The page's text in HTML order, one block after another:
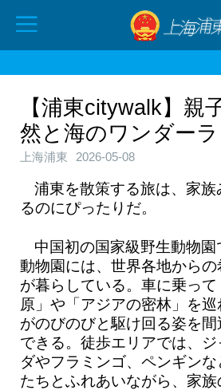
【浦東citywalk】親
然と海のワンダー
上海浦東 2026-05-08
浦東を散策する旅は、家
るのにぴったりだ。
中国初の国家級野生動物園
動物園には、世界各地から
が暮らしている。車に乗っ
原」や「アジアの密林」を
がのびのびと駆け回る姿を
できる。徒歩エリアでは、
ダやフラミンゴ、ペンギン
たちとふれあいながら、家